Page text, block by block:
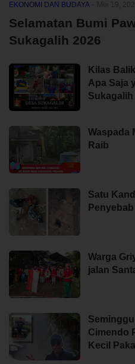
EKONOMI DAN BUDAYA
Selamatan Bumi
Sukagalih 2026
Kilas
Apa Saja
Sukagalih
Waspada
Raib
Satu
Warga
jalan
Cimendo
Kecil